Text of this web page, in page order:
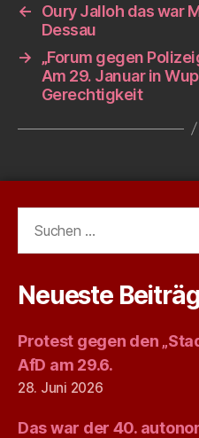
←
Oury Jalloh das war
Dessau
→
„Forum gegen
Am 29. Januar in
Gerechtigkeit
nach:
Neueste
Protest gegen den
AfD am 29.6.
28. Juni 2026
Das war der 40.